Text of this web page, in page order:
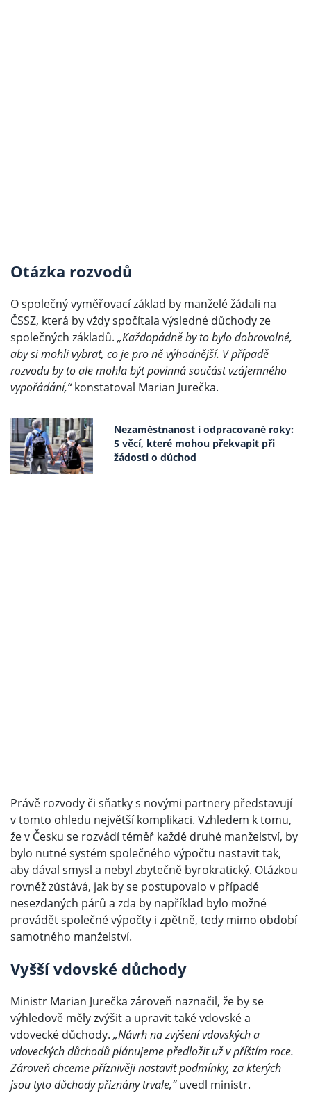
Otázka rozvodů
O společný vyměřovací základ by manželé žádali na
ČSSZ, která by vždy spočítala výsledné důchody ze
společných základů. „Každopádně by to bylo dobrovolné,
aby si mohli vybrat, co je pro ně výhodnější. V případě
rozvodu by to ale mohla být povinná součást vzájemného
vypořádání,“konstatoval Marian Jurečka.
Nezaměstnanost i odpracované roky:
5 věcí, které mohou překvapit při
žádosti o důchod
Právě rozvody či sňatky s novými partnery představují
v tomto ohledu největší komplikaci. Vzhledem k tomu,
že v Česku se rozvádí téměř každé druhé manželství, by
bylo nutné systém společného výpočtu nastavit tak,
aby dával smysl a nebyl zbytečně byrokratický. Otázkou
rovněž zůstává, jak by se postupovalo v případě
nesezdaných párů a zda by například bylo možné
provádět společné výpočty i zpětně, tedy mimo období
samotného manželství.
Vyšší vdovské důchody
Ministr Marian Jurečka zároveň naznačil, že by se
výhledově měly zvýšit a upravit také vdovské a
vdovecké důchody. „Návrh na zvýšení vdovských a
vdoveckých důchodů plánujeme předložit už v příštím roce.
Zároveň chceme příznivěji nastavit podmínky, za kterých
jsou tyto důchody přiznány trvale,“uvedl ministr.